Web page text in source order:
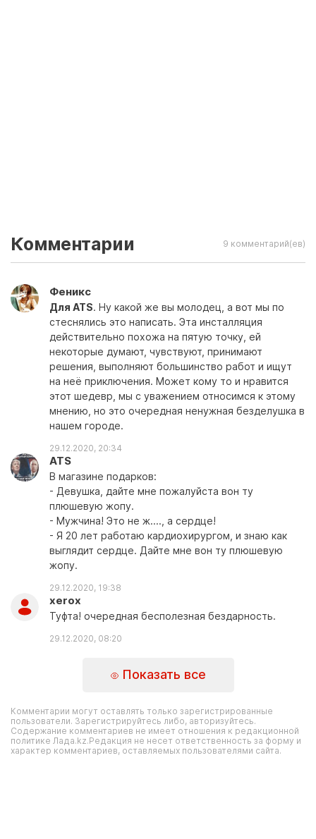
Комментарии 9 комментарий(ев)
Феникс
Для ATS. Ну какой же вы молодец, а вот мы по
стеснялись это написать. Эта инсталляция
действительно похожа на пятую точку, ей
некоторые думают, чувствуют, принимают
решения, выполняют большинство работ и ищут
на неё приключения. Может кому то и нравится
этот шедевр, мы с уважением относимся к этому
мнению, но это очередная ненужная безделушка в
нашем городе.
29.12.2020, 20:34
ATS
В магазине подарков:
- Девушка, дайте мне пожалуйста вон ту
плюшевую жопу.
- Мужчина! Это не ж.... , а сердце!
- Я 20 лет работаю кардиохирургом, и знаю как
выглядит сердце. Дайте мне вон ту плюшевую
жопу.
29.12.2020, 19:38
xerox
Туфта! очередная бесполезная бездарность.
29.12.2020, 08:20
Показать все
Комментарии могут оставлять только зарегистрированные
пользователи. Зарегистрируйтесь либо, авторизуйтесь.
Содержание комментариев не имеет отношения к редакционной
политике Лада.kz.Редакция не несет ответственность за форму и
характер комментариев, оставляемых пользователями сайта.